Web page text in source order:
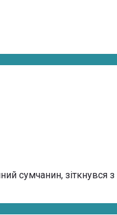
сумчанин,